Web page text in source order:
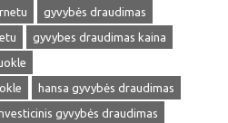
gyvybės draudimas
gyvybes draudimas kaina
hansa gyvybės draudimas
gyvybės draudimas